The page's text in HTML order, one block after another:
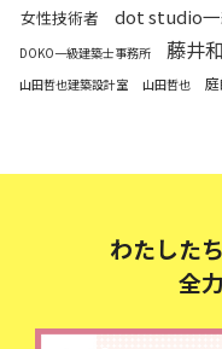
女性技術者 dot studio一
DOKO一級建築士事務所 藤井
山田哲也建築設計室 山田哲也
わたした
全